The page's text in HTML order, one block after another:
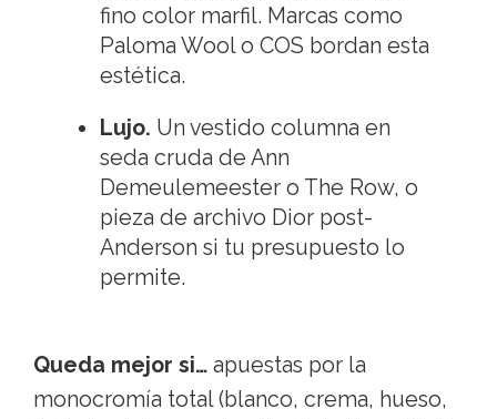
fino color marfil. Marcas como
Paloma Wool o COS bordan esta
estética.
Lujo. Un vestido columna en
seda cruda de Ann
Demeulemeester o The Row, o
pieza de archivo Dior post-
Anderson si tu presupuesto lo
permite.
Queda mejor si… apuestas por la
monocromía total (blanco, crema, hueso,